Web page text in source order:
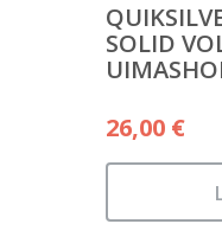
SOLID
26,00 €